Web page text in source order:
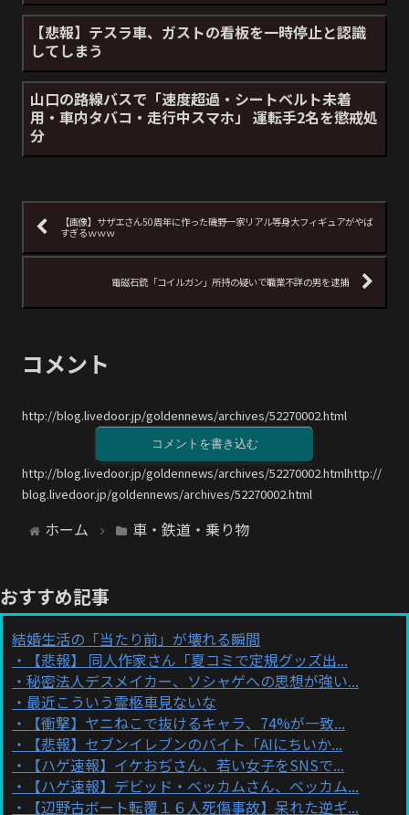
【悲報】テスラ車、ガストの看板を一時停止と認識
してしまう
山口の路線バスで「速度超過・シートベルト未着
用・車内タバコ・走行中スマホ」 運転手2名を懲戒処
分
【画像】サザエさん50周年に作った磯野一家リアル等身大フィギュアがやば
すぎるｗｗｗ
電磁石銃「コイルガン」所持の疑いで職業不詳の男を逮捕
コメント
http://blog.livedoor.jp/goldennews/archives/52270002.html
コメントを書き込む
http://blog.livedoor.jp/goldennews/archives/52270002.htmlhttp://
blog.livedoor.jp/goldennews/archives/52270002.html
ホーム 車・鉄道・乗り物
おすすめ記事
結婚生活の「当たり前」が壊れる瞬間
【悲報】 同人作家さん「夏コミで定規グッズ出...
秘密法人デスメイカー、ソシャゲへの思想が強い...
最近こういう霊柩車見ないな
【衝撃】ヤニねこで抜けるキャラ、74%が一致...
【悲報】セブンイレブンのバイト「AIにちいか...
【ハゲ速報】イケおぢさん、若い女子をSNSで...
【ハゲ速報】デビッド・ベッカムさん、ベッカム...
【辺野古ボート転覆１６人死傷事故】呆れた逆ギ...